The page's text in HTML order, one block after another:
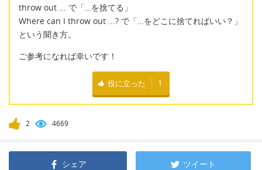
throw out ... で「…を捨てる」
Where can I throw out ...? で「…をどこに捨てればいい？」
という聞き方。
ご参考になれば幸いです！
役に立った 1
2 4669
シェア ツイート